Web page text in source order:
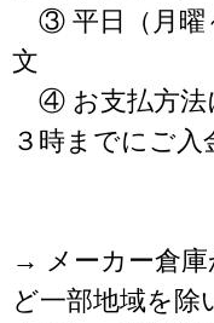
③ 平日（月曜
文
④ お支払方法
３時までにご
→ メーカー倉庫
ど一部地域を除